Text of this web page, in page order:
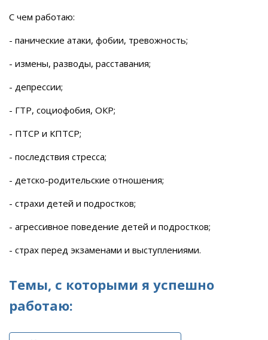
С чем работаю:
- панические атаки, фобии, тревожность;
- измены, разводы, расставания;
- депрессии;
- ГТР, социофобия, ОКР;
- ПТСР и КПТСР;
- последствия стресса;
- детско-родительские отношения;
- страхи детей и подростков;
- агрессивное поведение детей и подростков;
- страх перед экзаменами и выступлениями.
Темы, с которыми я успешно
работаю: